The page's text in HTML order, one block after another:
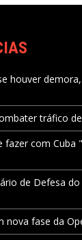
houver
tráfico
fazer com Cuba
de Defesa
nova fase da